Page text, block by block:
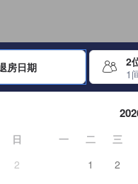
房日期
2
1
头键浏览入住和退房日期
日
2
一 二 三
1
2